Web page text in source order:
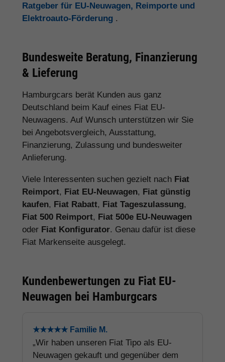
Ratgeber für EU-Neuwagen, Reimporte und
Elektroauto-Förderung .
Bundesweite Beratung, Finanzierung
& Lieferung
Hamburgcars berät Kunden aus ganz
Deutschland beim Kauf eines Fiat EU-
Neuwagens. Auf Wunsch unterstützen wir Sie
bei Angebotsvergleich, Ausstattung,
Finanzierung, Zulassung und bundesweiter
Anlieferung.
Viele Interessenten suchen gezielt nach Fiat
Reimport, Fiat EU-Neuwagen, Fiat günstig
kaufen, Fiat Rabatt, Fiat Tageszulassung,
Fiat 500 Reimport, Fiat 500e EU-Neuwagen
oder Fiat Konfigurator. Genau dafür ist diese
Fiat Markenseite ausgelegt.
Kundenbewertungen zu Fiat EU-
Neuwagen bei Hamburgcars
★★★★★ Familie M.
„Wir haben unseren Fiat Tipo als EU-
Neuwagen gekauft und gegenüber dem